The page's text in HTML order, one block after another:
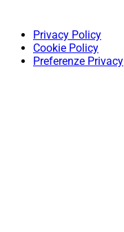
Privacy Policy
Cookie Policy
Preferenze Privacy